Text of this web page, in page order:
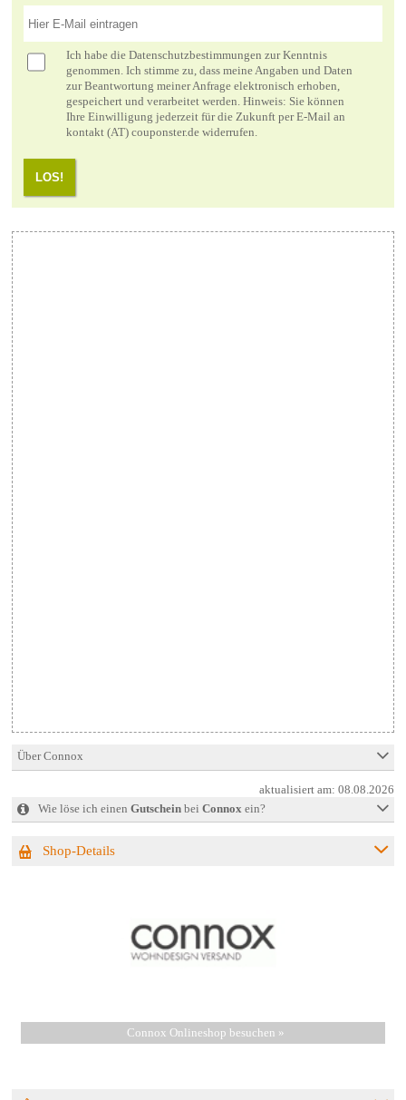
Ich habe die Datenschutzbestimmungen zur Kenntnis
genommen. Ich stimme zu, dass meine Angaben und Daten
zur Beantwortung meiner Anfrage elektronisch erhoben,
gespeichert und verarbeitet werden. Hinweis: Sie können
Ihre Einwilligung jederzeit für die Zukunft per E-Mail an
kontakt (AT) couponster.de widerrufen.
LOS!
Über Connox
aktualisiert am:08.08.2026
Wie löse ich einen Gutscheinbei Connoxein?
Shop-Details
Connox Onlineshop besuchen »